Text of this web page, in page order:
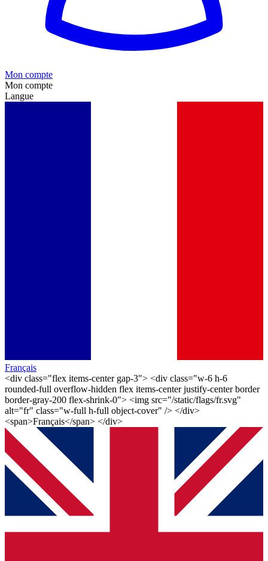
Mon compte
Mon compte
Langue
Français
<div class="flex items-center gap-3"> <div class="w-6 h-6
rounded-full overflow-hidden flex items-center justify-center border
border-gray-200 flex-shrink-0"> <img src="/static/flags/fr.svg"
alt="fr" class="w-full h-full object-cover" /> </div>
<span>Français</span> </div>